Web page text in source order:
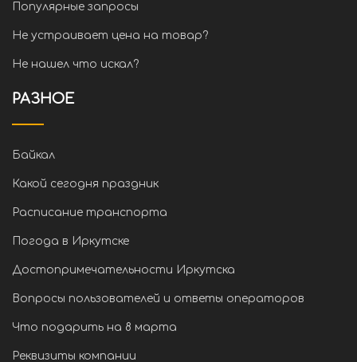
Популярные запросы
Не устраивает цена на товар?
Не нашел что искал?
РАЗНОЕ
Байкал
Какой сегодня праздник
Расписание транспорта
Погода в Иркутске
Достопримечательности Иркутска
Вопросы пользователей и ответы операторов
Что подарить на 8 марта
Реквизиты компании